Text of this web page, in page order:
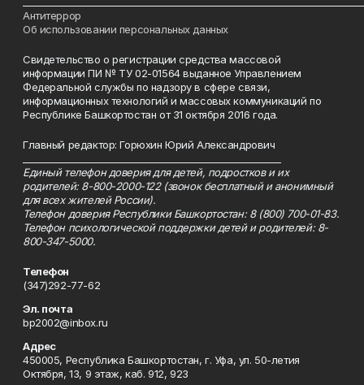
Антитеррор
Об использовании персональных данных
Свидетельство о регистрации средства массовой
информации ПИ № ТУ 02-01564 выданное Управлением
Федеральной службы по надзору в сфере связи,
информационных технологий и массовых коммуникаций по
Республике Башкортостан от 31 октября 2016 года.
Главный редактор: Горюхин Юрий Александрович
Единый телефон доверия для детей, подростков и их
родителей: 8-800-2000-122 (звонок бесплатный и анонимный
для всех жителей России).
Телефон доверия Республики Башкортостан: 8 (800) 700-01-83.
Телефон психологической поддержки детей и родителей: 8-
800-347-5000.
Телефон
(347)292-77-62
Эл. почта
bp2002@inbox.ru
Адрес
450005, Республика Башкортостан, г. Уфа, ул. 50-летия
Октября, 13, 9 этаж, каб. 912, 923